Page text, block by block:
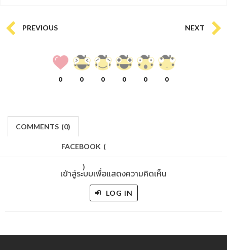
PREVIOUS NEXT
0 0 0 0 0 0
COMMENTS (0)
FACEBOOK (
)
เข้าสู่ระบบเพื่อแสดงความคิดเห็น
LOG IN